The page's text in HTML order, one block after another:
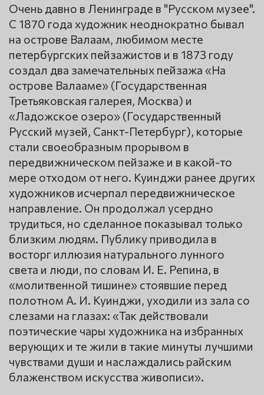
Очень давно в Ленинграде в "Русском музее".
С 1870 года художник неоднократно бывал
на острове Валаам, любимом месте
петербургских пейзажистов и в 1873 году
создал два замечательных пейзажа «На
острове Валааме» (Государственная
Третьяковская галерея, Москва) и
«Ладожское озеро» (Государственный
Русский музей, Санкт-Петербург), которые
стали своеобразным прорывом в
передвижническом пейзаже и в какой-то
мере отходом от него. Куинджи ранее других
художников исчерпал передвижническое
направление. Он продолжал усердно
трудиться, но сделанное показывал только
близким людям. Публику приводила в
восторг иллюзия натурального лунного
света и люди, по словам И. Е. Репина, в
«молитвенной тишине» стоявшие перед
полотном А. И. Куинджи, уходили из зала со
слезами на глазах: «Так действовали
поэтические чары художника на избранных
верующих и те жили в такие минуты лучшими
чувствами души и наслаждались райским
блаженством искусства живописи».